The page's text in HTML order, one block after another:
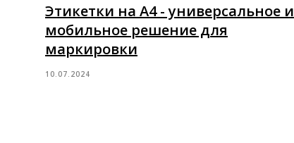
Этикетки на А4 - универсальное и
мобильное решение для
маркировки
10.07.2024